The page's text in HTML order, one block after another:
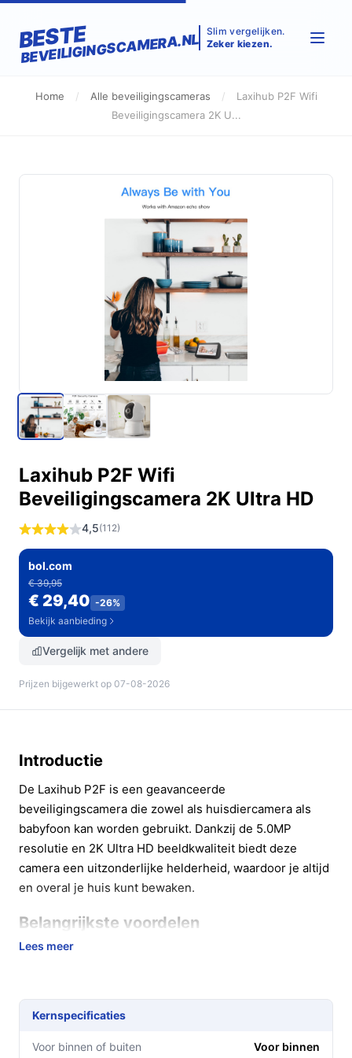
BESTE
BEVEILIGINGSCAMERA.NL Slim vergelijken.
Zeker kiezen.
Home / Alle beveiligingscameras /
Laxihub P2F Wifi
Beveiligingscamera 2K U...
Laxihub P2F Wifi
Beveiligingscamera 2K Ultra HD
4,5(112)
bol.com
€ 39,95
€ 29,40 -26%
Bekijk aanbieding
Vergelijk met andere
Prijzen bijgewerkt op 07-08-2026
Introductie
De Laxihub P2F is een geavanceerde
beveiligingscamera die zowel als huisdiercamera als
babyfoon kan worden gebruikt. Dankzij de 5.0MP
resolutie en 2K Ultra HD beeldkwaliteit biedt deze
camera een uitzonderlijke helderheid, waardoor je altijd
en overal je huis kunt bewaken.
Belangrijkste voordelen
Met de Laxihub P2F haal je een veelzijdige camera in
belangrijke voordelen:
Uitstekende beeldkwaliteit:
De 5MP resolutie
Lees meer
Kernspecificaties
Voor binnen of buiten Voor binnen